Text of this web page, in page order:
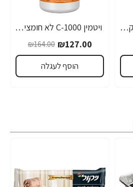
ג'ייסון שמפו לבנדר מנקה מזין ומוסיף נפח לשיער 473 מ"ל - מבית JASON
ויטמין C-1000 לא חומצי קומפלקס 250 כמוסות - מבית NOW FOODS
₪127.00
₪164.00
הוסף לעגלה